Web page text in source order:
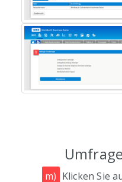
m) Klicken Sie